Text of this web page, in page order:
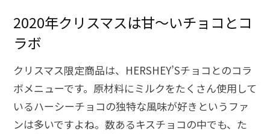
2020年クリスマスは甘～いチョコとコ
ラボ
クリスマス限定商品は、HERSHEY’Sチョコとのコラ
ボメニューです。原材料にミルクをたくさん使用して
いるハーシーチョコの独特な風味が好きというファ
ンは多いですよね。数あるキスチョコの中でも、た